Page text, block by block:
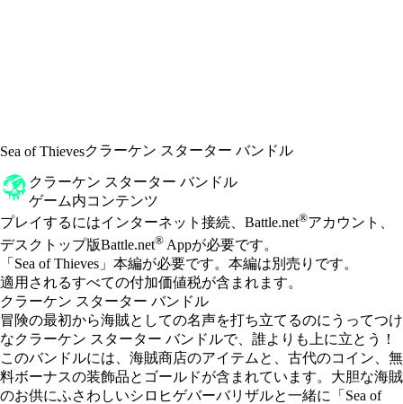
Sea of Thievesクラーケン スターター バンドル
クラーケン スターター バンドル
ゲーム内コンテンツ
価格
Available actions
プレイするにはインターネット接続、Battle.net®アカウント、
デスクトップ版Battle.net® Appが必要です。
「Sea of Thieves」本編が必要です。本編は別売りです。
適用されるすべての付加価値税が含まれます。
クラーケン スターター バンドル
冒険の最初から海賊としての名声を打ち立てるのにうってつけ
なクラーケン スターター バンドルで、誰よりも上に立とう！
このバンドルには、海賊商店のアイテムと、古代のコイン、無
料ボーナスの装飾品とゴールドが含まれています。大胆な海賊
のお供にふさわしいシロヒゲバーバリザルと一緒に「Sea of